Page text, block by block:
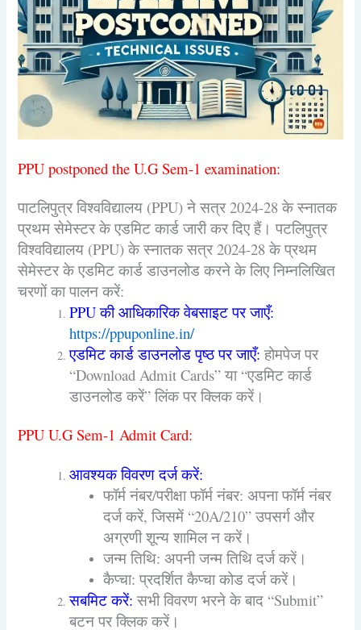
PPU postponed the U.G Sem-1 examination:
पाटलिपुत्र विश्वविद्यालय (PPU) ने सत्र 2024-28 के स्नातक
प्रथम सेमेस्टर के एडमिट कार्ड जारी कर दिए हैं। पटलिपुत्र
विश्वविद्यालय (PPU) के स्नातक सत्र 2024-28 के प्रथम
सेमेस्टर के एडमिट कार्ड डाउनलोड करने के लिए निम्नलिखित
चरणों का पालन करें:
PPU की आधिकारिक वेबसाइट पर जाएँ:
https://ppuponline.in/
एडमिट कार्ड डाउनलोड पृष्ठ पर जाएँ: होमपेज पर
“Download Admit Cards” या “एडमिट कार्ड
डाउनलोड करें” लिंक पर क्लिक करें।
PPU U.G Sem-1 Admit Card:
आवश्यक विवरण दर्ज करें:
फॉर्म नंबर/परीक्षा फॉर्म नंबर: अपना फॉर्म नंबर
दर्ज करें, जिसमें “20A/210” उपसर्ग और
अग्रणी शून्य शामिल न करें।
जन्म तिथि: अपनी जन्म तिथि दर्ज करें।
कैप्चा: प्रदर्शित कैप्चा कोड दर्ज करें।
सबमिट करें: सभी विवरण भरने के बाद “Submit”
बटन पर क्लिक करें।